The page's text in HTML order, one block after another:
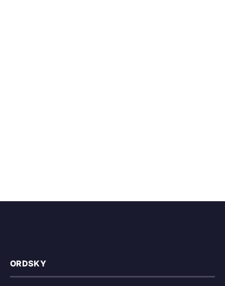
ORDSKY